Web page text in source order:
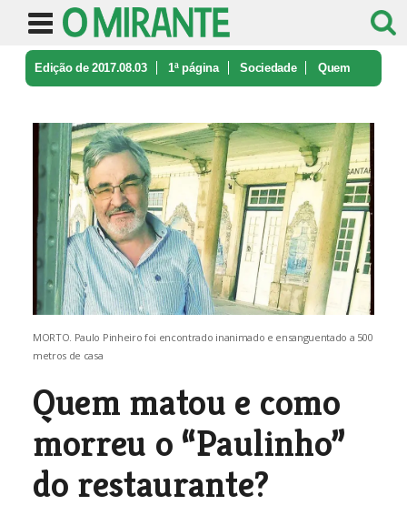
Edição de 2017.08.03 1ª página Sociedade Quem
MORTO. Paulo Pinheiro foi encontrado inanimado e ensanguentado a 500
metros de casa
Quem matou e como
morreu o “Paulinho”
do restaurante?